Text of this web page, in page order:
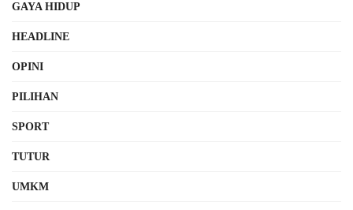
GAYA HIDUP
HEADLINE
OPINI
PILIHAN
SPORT
TUTUR
UMKM